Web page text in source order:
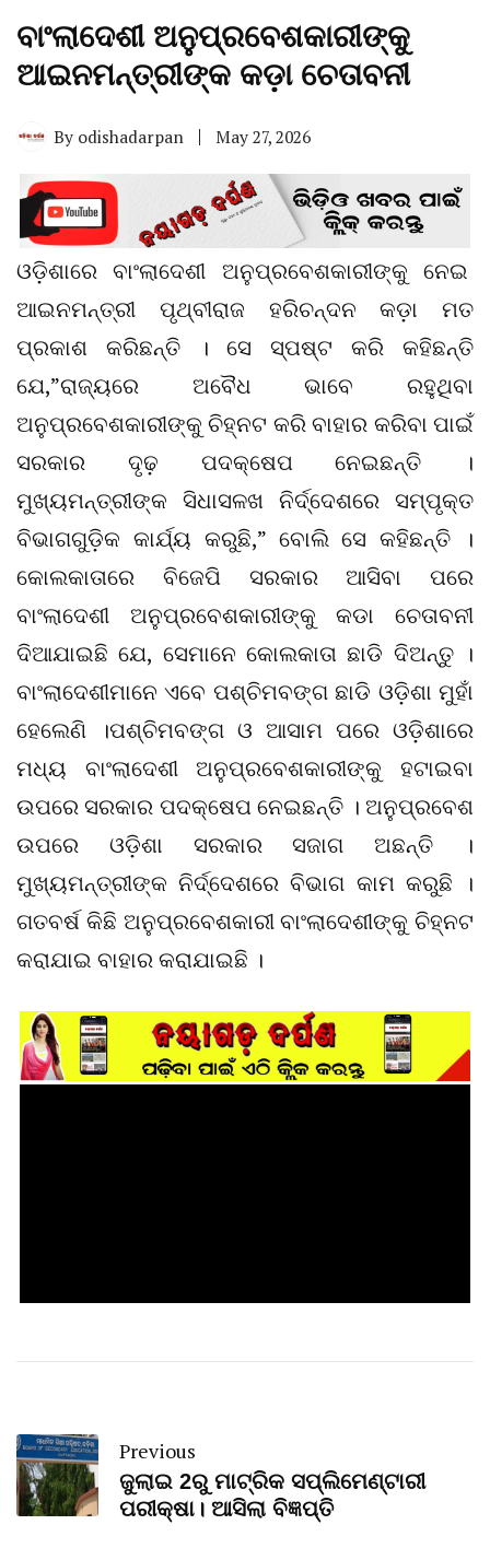
ବାଂଲାଦେଶୀ ଅନୁପ୍ରବେଶକାରୀଙ୍କୁ
ଆଇନମନ୍ତ୍ରୀଙ୍କ କଡ଼ା ଚେତାବନୀ
By odishadarpan May 27, 2026
ଓଡ଼ିଶାରେ ବାଂଲାଦେଶୀ ଅନୁପ୍ରବେଶକାରୀଙ୍କୁ ନେଇ
ଆଇନମନ୍ତ୍ରୀ ପୃଥ୍ବୀରାଜ ହରିଚନ୍ଦନ କଡ଼ା ମତ
ପ୍ରକାଶ କରିଛନ୍ତି । ସେ ସ୍ପଷ୍ଟ କରି କହିଛନ୍ତି
ଯେ,”ରାଜ୍ୟରେ ଅବୈଧ ଭାବେ ରହୁଥିବା
ଅନୁପ୍ରବେଶକାରୀଙ୍କୁ ଚିହ୍ନଟ କରି ବାହାର କରିବା ପାଇଁ
ସରକାର ଦୃଢ଼ ପଦକ୍ଷେପ ନେଇଛନ୍ତି ।
ମୁଖ୍ୟମନ୍ତ୍ରୀଙ୍କ ସିଧାସଳଖ ନିର୍ଦ୍ଦେଶରେ ସମ୍ପୃକ୍ତ
ବିଭାଗଗୁଡ଼ିକ କାର୍ଯ୍ୟ କରୁଛି,” ବୋଲି ସେ କହିଛନ୍ତି ।
କୋଲକାତାରେ ବିଜେପି ସରକାର ଆସିବା ପରେ
ବାଂଲାଦେଶୀ ଅନୁପ୍ରବେଶକାରୀଙ୍କୁ କଡା ଚେତାବନୀ
ଦିଆଯାଇଛି ଯେ, ସେମାନେ କୋଲକାତା ଛାଡି ଦିଅନ୍ତୁ ।
ବାଂଲାଦେଶୀମାନେ ଏବେ ପଶ୍ଚିମବଙ୍ଗ ଛାଡି ଓଡ଼ିଶା ମୁହାଁ
ହେଲେଣି ।ପଶ୍ଚିମବଙ୍ଗ ଓ ଆସାମ ପରେ ଓଡ଼ିଶାରେ
ମଧ୍ୟ ବାଂଲାଦେଶୀ ଅନୁପ୍ରବେଶକାରୀଙ୍କୁ ହଟାଇବା
ଉପରେ ସରକାର ପଦକ୍ଷେପ ନେଇଛନ୍ତି । ଅନୁପ୍ରବେଶ
ଉପରେ ଓଡ଼ିଶା ସରକାର ସଜାଗ ଅଛନ୍ତି ।
ମୁଖ୍ୟମନ୍ତ୍ରୀଙ୍କ ନିର୍ଦ୍ଦେଶରେ ବିଭାଗ କାମ କରୁଛି ।
ଗତବର୍ଷ କିଛି ଅନୁପ୍ରବେଶକାରୀ ବାଂଲାଦେଶୀଙ୍କୁ ଚିହ୍ନଟ
କରାଯାଇ ବାହାର କରାଯାଇଛି ।
Previous
ଜୁଲାଇ 2ରୁ ମାଟ୍ରିକ ସପ୍ଲିମେଣ୍ଟାରୀ
ପରୀକ୍ଷା। ଆସିଲା ବିଜ୍ଞପ୍ତି